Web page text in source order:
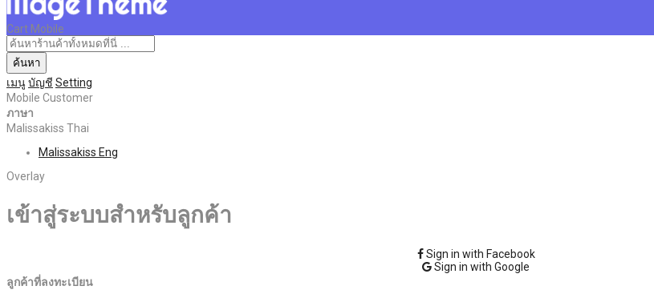
Cart Mobile
ค้นหา
เมนูบัญชี Setting
Mobile Customer
ภาษา
Malissakiss Thai
Malissakiss Eng
Overlay
เข้าสู่ระบบสำหรับลูกค้า
Sign in with Facebook
Sign in with Google
ลูกค้าที่ลงทะเบียน